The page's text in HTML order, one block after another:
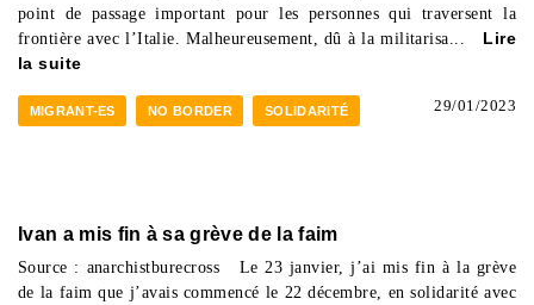
point de passage important pour les personnes qui traversent la
frontière avec l’Italie. Malheureusement, dû à la militarisa... Lire
la suite
29/01/2023
MIGRANT-ES NO BORDER SOLIDARITÉ
Ivan a mis fin à sa grève de la faim
Source : anarchistburecross Le 23 janvier, j’ai mis fin à la grève
de la faim que j’avais commencé le 22 décembre, en solidarité avec